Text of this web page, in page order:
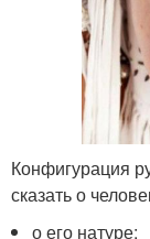
Конфигурация
сказать о
о его натуре;